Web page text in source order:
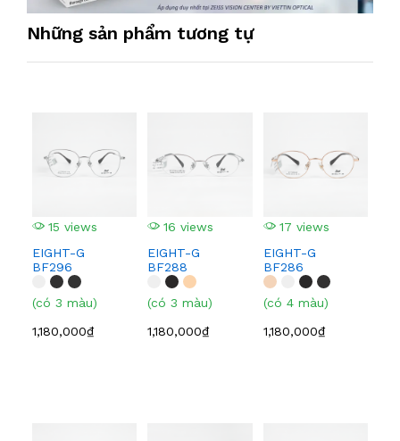
Những sản phẩm tương tự
15 views
EIGHT-G
BF296
(có 3 màu)
1,180,000₫
16 views
EIGHT-G
BF288
(có 3 màu)
1,180,000₫
17 views
EIGHT-G
BF286
(có 4 màu)
1,180,000₫